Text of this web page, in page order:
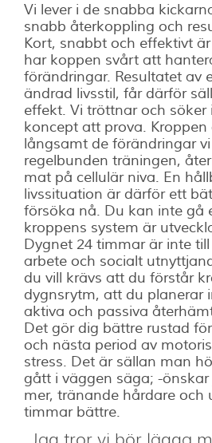
Vi lever i de snabba
snabb återkoppling och
Kort, snabbt och effektivt
har koppen svårt att
förändringar. Resultatet av
ändrad livsstil, får därför
effekt. Vi tröttnar och
koncept att prova.
långsamt de förändringar
regelbunden träningen,
mat på cellulär niva. En
livssituation är därför ett
försöka nå. Du kan inte gå
kroppens system är
Dygnet 24 timmar är inte
arbete och socialt
du vill krävs att du förstår
dygnsrytm, att du planerar
aktiva och passiva
Det gör dig bättre rustad
och nästa period av
stress. Det är sällan man
gått i väggen säga; -
mer, tränande hårdare och
timmar bättre.